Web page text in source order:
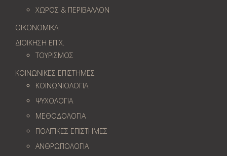
ΧΩΡΟΣ & ΠΕΡΙΒΑΛΛΟΝ
ΟΙΚΟΝΟΜΙΚΑ
ΔΙΟΙΚΗΣΗ ΕΠΙΧ.
ΤΟΥΡΙΣΜΟΣ
ΚΟΙΝΩΝΙΚΕΣ ΕΠΙΣΤΗΜΕΣ
ΚΟΙΝΩΝΙΟΛΟΓΙΑ
ΨΥΧΟΛΟΓΙΑ
ΜΕΘΟΔΟΛΟΓΙΑ
ΠΟΛΙΤΙΚΕΣ ΕΠΙΣΤΗΜΕΣ
ΑΝΘΡΩΠΟΛΟΓΙΑ